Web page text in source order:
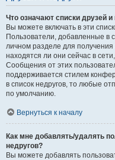
Что означают списки друзей и
Вы можете включать в эти
Пользователи, добавленные в
личном разделе для
находятся ли они сейчас в
Сообщения от этих
поддерживается стилем
в список недругов, то любые
по умолчанию.
Вернуться к началу
Как мне добавлять/удалять
недругов?
Вы можете добавлять